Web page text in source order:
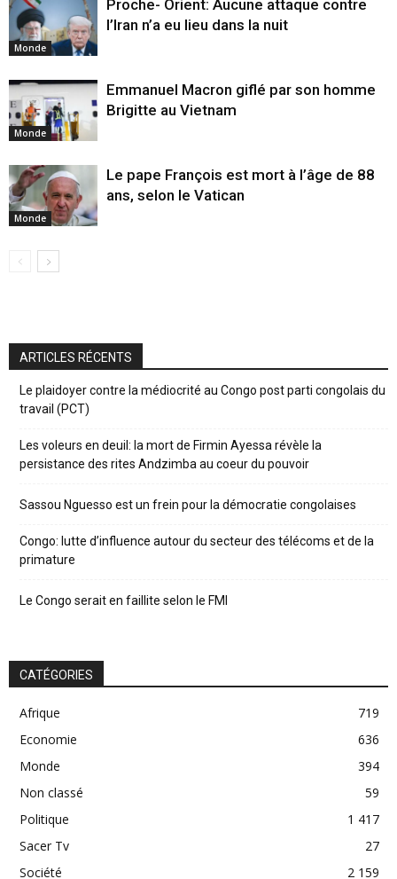
Monde
Proche- Orient: Aucune attaque contre
l’Iran n’a eu lieu dans la nuit
Monde
Emmanuel Macron giflé par son homme
Brigitte au Vietnam
Monde
Le pape François est mort à l’âge de 88
ans, selon le Vatican
ARTICLES RÉCENTS
Le plaidoyer contre la médiocrité au Congo post parti congolais du
travail (PCT)
Les voleurs en deuil: la mort de Firmin Ayessa révèle la
persistance des rites Andzimba au coeur du pouvoir
Sassou Nguesso est un frein pour la démocratie congolaises
Congo: lutte d’influence autour du secteur des télécoms et de la
primature
Le Congo serait en faillite selon le FMI
CATÉGORIES
Afrique
719
Economie
636
Monde
394
Non classé
59
Politique
1 417
Sacer Tv
27
Société
2 159